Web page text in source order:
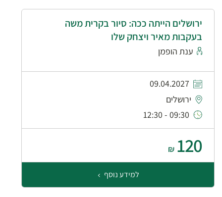
ירושלים הייתה ככה: סיור בקרית משה
בעקבות מאיר ויצחק שלו
ענת הופמן
09.04.2027
ירושלים
09:30 - 12:30
120
₪
למידע נוסף